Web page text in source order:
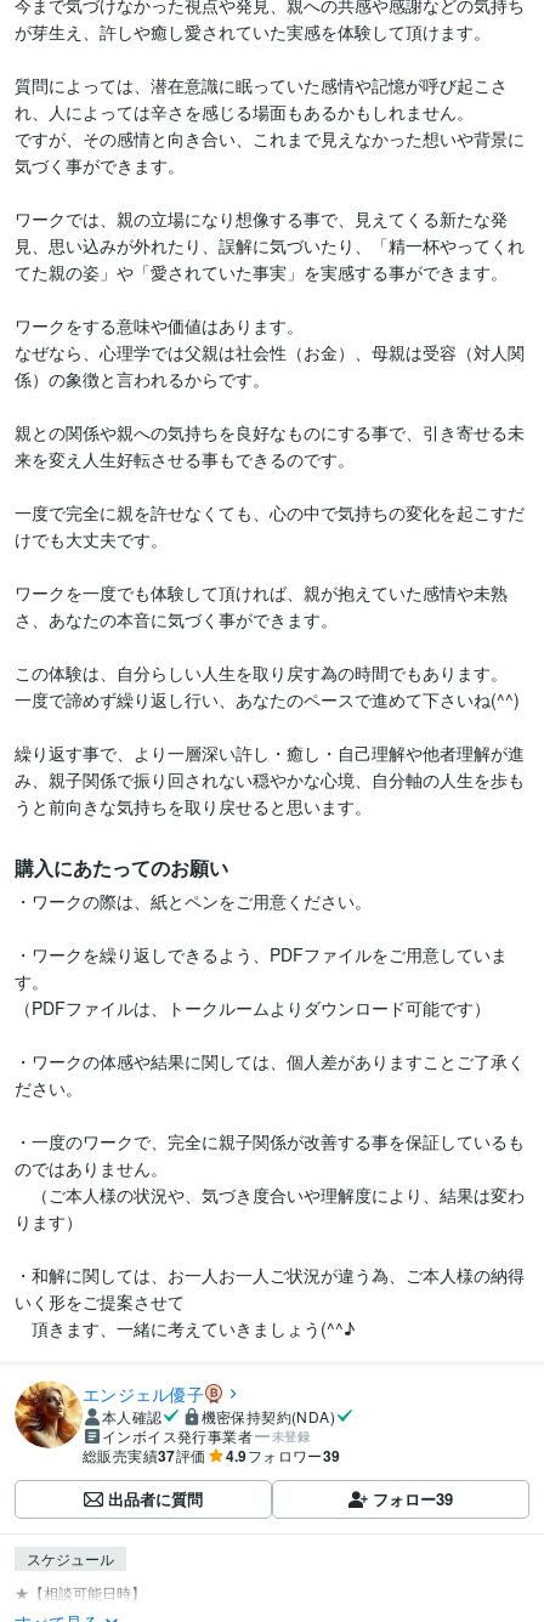
今まで気づけなかった視点や発見、親への共感や感謝などの気持ち
が芽生え、許しや癒し愛されていた実感を体験して頂けます。
質問によっては、潜在意識に眠っていた感情や記憶が呼び起こさ
れ、人によっては辛さを感じる場面もあるかもしれません。
ですが、その感情と向き合い、これまで見えなかった想いや背景に
気づく事ができます。
ワークでは、親の立場になり想像する事で、見えてくる新たな発
見、思い込みが外れたり、誤解に気づいたり、「精一杯やってくれ
てた親の姿」や「愛されていた事実」を実感する事ができます。
ワークをする意味や価値はあります。
なぜなら、心理学では父親は社会性（お金）、母親は受容（対人関
係）の象徴と言われるからです。
親との関係や親への気持ちを良好なものにする事で、引き寄せる未
来を変え人生好転させる事もできるのです。
一度で完全に親を許せなくても、心の中で気持ちの変化を起こすだ
けでも大丈夫です。
ワークを一度でも体験して頂ければ、親が抱えていた感情や未熟
さ、あなたの本音に気づく事ができます。
この体験は、自分らしい人生を取り戻す為の時間でもあります。
一度で諦めず繰り返し行い、あなたのペースで進めて下さいね(^^)
繰り返す事で、より一層深い許し・癒し・自己理解や他者理解が進
み、親子関係で振り回されない穏やかな心境、自分軸の人生を歩も
うと前向きな気持ちを取り戻せると思います。
購入にあたってのお願い
・ワークの際は、紙とペンをご用意ください。
・ワークを繰り返しできるよう、PDFファイルをご用意していま
す。
（PDFファイルは、トークルームよりダウンロード可能です）
・ワークの体感や結果に関しては、個人差がありますことご了承く
ださい。
・一度のワークで、完全に親子関係が改善する事を保証しているも
のではありません。
（ご本人様の状況や、気づき度合いや理解度により、結果は変わ
ります）
・和解に関しては、お一人お一人ご状況が違う為、ご本人様の納得
いく形をご提案させて
頂きます、一緒に考えていきましょう(^^♪
エンジェル優子
本人確認
機密保持契約(NDA)
インボイス発行事業者
未登録
総販売実績37評価 4.9フォロワー39
出品者に質問 フォロー39
スケジュール